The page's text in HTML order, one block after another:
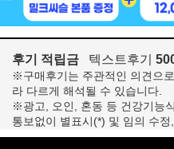
후기 적립금 텍스트후기
※구매후기는 주관적인 의견으
라 다르게 해석될 수 있습니다.
※광고, 오인, 혼동 등 건강기능
통보없이 별표시(*) 및 임의 수